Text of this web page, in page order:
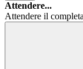
Attendere...
Attendere il